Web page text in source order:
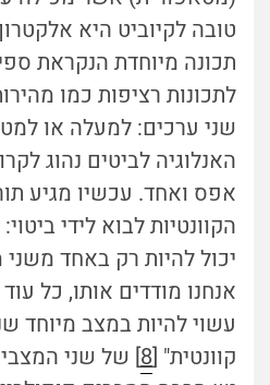
טובה לקיוביט היא
תכונה מיוחדת הנקראת
לתכונות רציפות כמו
שני ערכים: למעלה או
האנלוגיה לביטים נהוג
אפס ואחד. עכשיו מגיע
הקוונטיות לבוא לידי
יכול להיות רק באחד
אנחנו מודדים אותו, כל
עשוי להיות במצב מיוחד
קוונטית" [8] של שני